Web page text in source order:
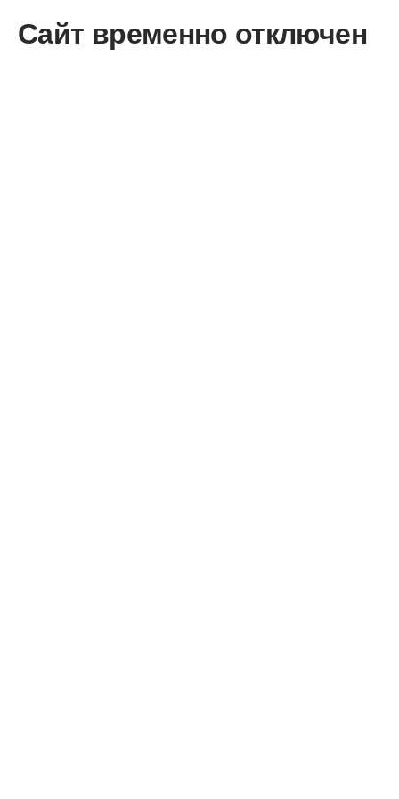
Сайт временно отключен